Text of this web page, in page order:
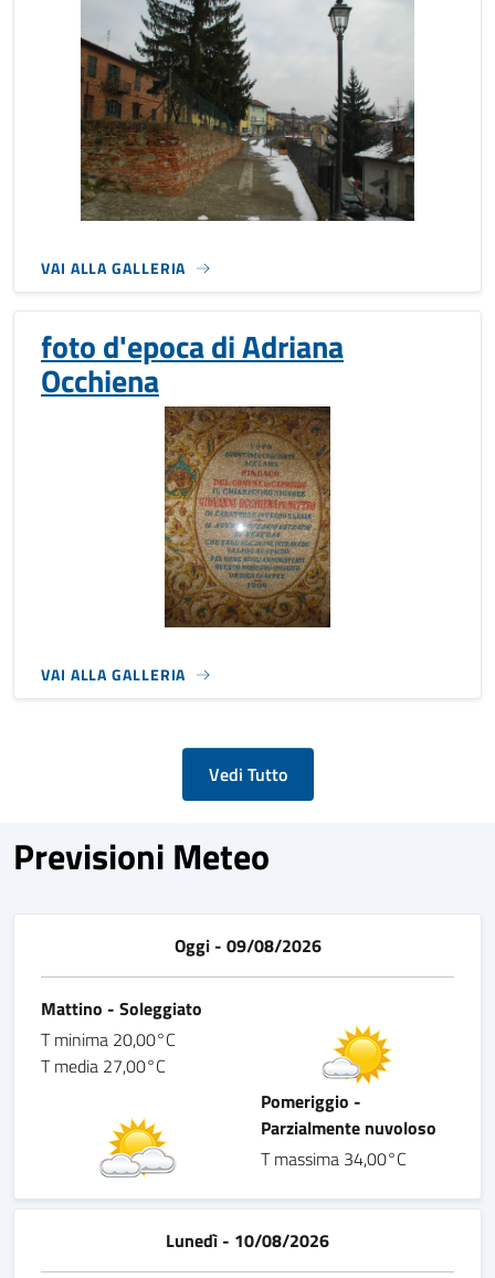
VAI ALLA GALLERIA
foto d'epoca di Adriana
Occhiena
VAI ALLA GALLERIA
Vedi Tutto
Previsioni Meteo
Oggi - 09/08/2026
Mattino - Soleggiato
T minima 20,00°C
T media 27,00°C
Pomeriggio -
Parzialmente nuvoloso
T massima 34,00°C
Lunedì - 10/08/2026